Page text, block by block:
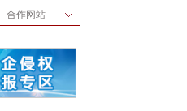
合作网站